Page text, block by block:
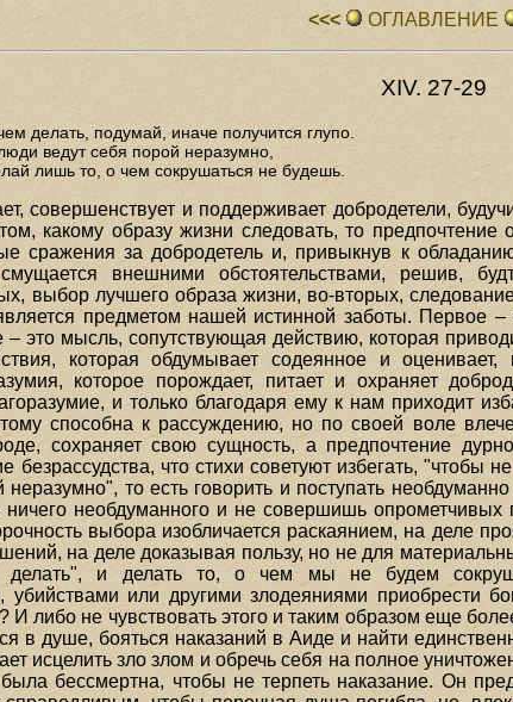
<<< ОГЛАВЛЕHИЕ
XIV. 27-29
делать, подумай, иначе получится глупо.
ведут себя порой неразумно,
лишь то, о чем сокрушаться не будешь.
совершенствует и поддерживает добродетели,
какому образу жизни следовать, то предпочтение
сражения за добродетель и, привыкнув к
внешними обстоятельствами, решив,
выбор лучшего образа жизни, во-вторых,
предметом нашей истинной заботы. Первое
это мысль, сопутствующая действию, которая
которая обдумывает содеянное и
которое порождает, питает и охраняет
и только благодаря ему к нам приходит
способна к рассуждению, но по своей воле
сохраняет свою сущность, а предпочтение
безрассудства, что стихи советуют избегать, "чтобы
то есть говорить и поступать
необдуманного и не совершишь опрометчивых
выбора изобличается раскаянием, на деле
на деле доказывая пользу, но не для
делать", и делать то, о чем мы не будем
убийствами или другими злодеяниями
И либо не чувствовать этого и таким образом еще
в душе, бояться наказаний в Аиде и найти
исцелить зло злом и обречь себя на полное
бессмертна, чтобы не терпеть наказание. Он